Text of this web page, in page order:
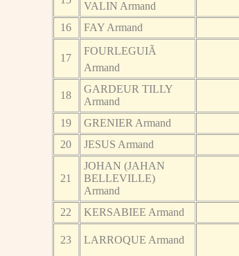
VALIN Armand
16 FAY Armand
17
FOURLEGUIÃ
Armand
18
GARDEUR TILLY
Armand
19 GRENIER Armand
20
JESUS Armand
21
JOHAN (JAHAN
BELLEVILLE)
Armand
22 KERSABIEE Armand
23 LARROQUE Armand